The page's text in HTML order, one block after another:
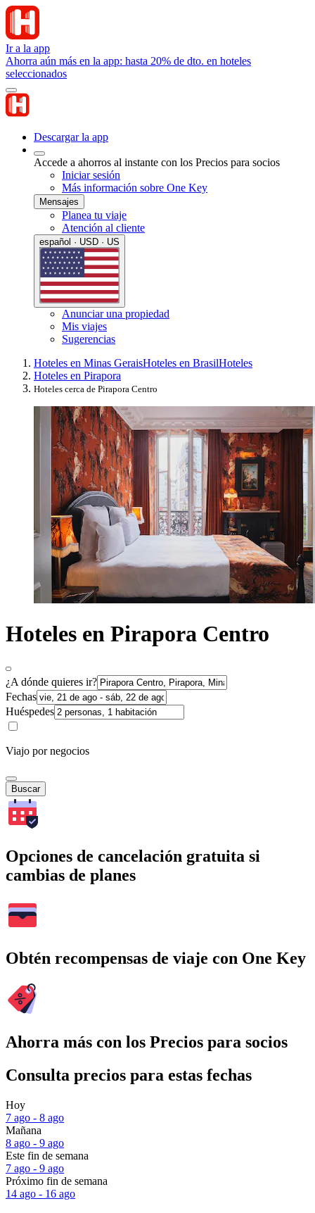
Ir a la app
Ahorra aún más en la app: hasta 20% de dto. en hoteles
seleccionados
Descargar la app
Accede a ahorros al instante con los Precios para socios
Iniciar sesión
Más información sobre One Key
Mensajes
Planea tu viaje
Atención al cliente
español · USD · US
Anunciar una propiedad
Mis viajes
Sugerencias
Hoteles en Minas GeraisHoteles en BrasilHoteles
Hoteles en Pirapora
Hoteles cerca de Pirapora Centro
Hoteles en Pirapora Centro
¿A dónde quieres ir?
Fechas
Huéspedes
Viajo por negocios
Buscar
Opciones de cancelación gratuita si
cambias de planes
Obtén recompensas de viaje con One Key
Ahorra más con los Precios para socios
Consulta precios para estas fechas
Hoy
7 ago - 8 ago
Mañana
8 ago - 9 ago
Este fin de semana
7 ago - 9 ago
Próximo fin de semana
14 ago - 16 ago